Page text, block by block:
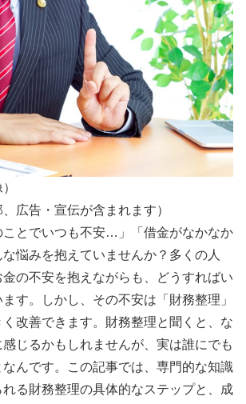
広告・宣伝が含まれます）
ことでいつも不安…」「借金がなかなか
悩みを抱えていませんか？多くの人
の不安を抱えながらも、どうすればい
す。しかし、その不安は「財務整理」
改善できます。財務整理と聞くと、な
じるかもしれませんが、実は誰にでも
んです。この記事では、専門的な知識
る財務整理の具体的なステップと、成